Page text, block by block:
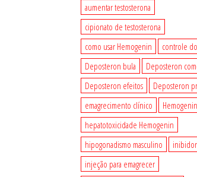
aumentar testosterona
cipionato de testosterona
como usar Hemogenin
controle
Deposteron bula
Deposteron
Deposteron efeitos
Deposteron
emagrecimento clínico
hepatotoxicidade Hemogenin
hipogonadismo masculino
injeção para emagrecer